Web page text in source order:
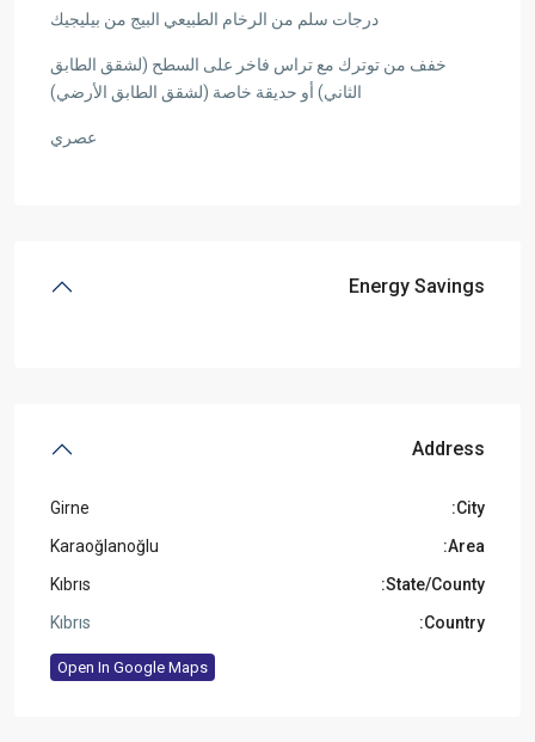
درجات سلم من الرخام الطبيعي البيج من بيليجيك
خفف من توترك مع تراس فاخر على السطح (لشقق الطابق
الثاني) أو حديقة خاصة (لشقق الطابق الأرضي)
عصري
Energy Savings
Address
City:
Girne
Area:
Karaoğlanoğlu
State/County:
Kıbrıs
Country:
Kıbrıs
Open In Google Maps